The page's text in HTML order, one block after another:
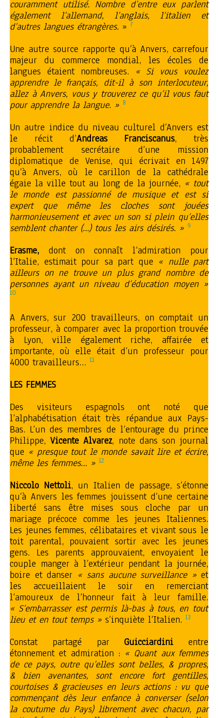
couramment utilisé. Nombre d’entre eux parlent
également l’allemand, l’anglais, l’italien et
d’autres langues étrangères. » 7
Une autre source rapporte qu’à Anvers, carrefour
majeur du commerce mondial, les écoles de
langues étaient nombreuses. « Si vous voulez
apprendre le français, dit-il à son interlocuteur,
allez à Anvers, vous y trouverez ce qu’il vous faut
pour apprendre la langue. » 8
Un autre indice du niveau culturel d’Anvers est
le récit d’Andreas Franciscanus, très
probablement secrétaire d’une mission
diplomatique de Venise, qui écrivait en 1497
qu’à Anvers, où le carillon de la cathédrale
égaie la ville tout au long de la journée, « tout
le monde est passionné de musique et est si
expert que même les cloches sont jouées
harmonieusement et avec un son si plein qu’elles
semblent chanter (…) tous les airs désirés. » 9
Erasme, dont on connaît l’admiration pour
l’Italie, estimait pour sa part que « nulle part
ailleurs on ne trouve un plus grand nombre de
personnes ayant un niveau d’éducation moyen »
10
A Anvers, sur 200 travailleurs, on comptait un
professeur, à comparer avec la proportion trouvée
à Lyon, ville également riche, affairée et
importante, où elle était d’un professeur pour
4000 travailleurs… 11
LES FEMMES
Des visiteurs espagnols ont noté que
l’alphabétisation était très répandue aux Pays-
Bas. L’un des membres de l’entourage du prince
Philippe,Vicente Alvarez, note dans son journal
que « presque tout le monde savait lire et écrire,
même les femmes… » 12
Niccolo Nettoli, un Italien de passage, s’étonne
qu’à Anvers les femmes jouissent d’une certaine
liberté sans être mises sous cloche par un
mariage précoce comme les jeunes Italiennes.
Les jeunes femmes, célibataires et vivant sous le
toit parental, pouvaient sortir avec les jeunes
gens. Les parents approuvaient, envoyaient le
couple manger à l’extérieur pendant la journée,
boire et danser « sans aucune surveillance » et
les accueillaient le soir en remerciant
l’amoureux de l’honneur fait à leur famille.
« S’embarrasser est permis là-bas à tous, en tout
lieu et en tout temps » s’inquiète l’Italien. 13
Constat partagé parGuicciardini entre
étonnement et admiration : « Quant aux femmes
de ce pays, outre qu’elles sont belles, & propres,
& bien avenantes, sont encore fort gentilles,
courtoises & gracieuses en leurs actions : vu que
commençant dès leur enfance à converser (selon
la coutume du Pays) librement avec chacun, par